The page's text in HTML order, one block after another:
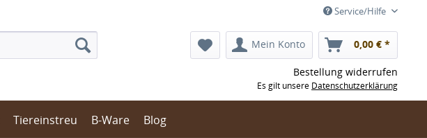
Service/Hilfe
Mein Konto 0,00 € *
Bestellung widerrufen
Es gilt unsere Datenschutzerklärung
Tiereinstreu B-Ware Blog